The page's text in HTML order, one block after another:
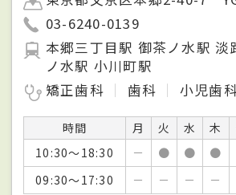
03-6240-0139
本郷三丁目駅 御茶ノ水駅 淡
ノ水駅 小川町駅
矯正歯科
歯科 小児歯
時間 月 火 水 木
10:30～18:30
－ ● ● ●
09:30～17:30
－ － － －